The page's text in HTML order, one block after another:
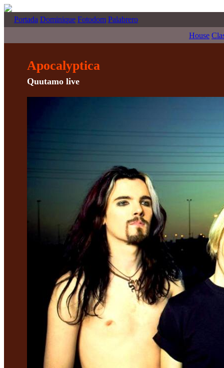
Portada Dominique Fotodom Palabrero
House
Apocalyptica
Quutamo live